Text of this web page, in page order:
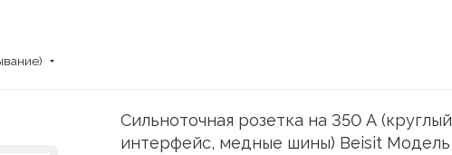
Сильноточная розетка на 350 А (круглый
интерфейс, медные шины) Beisit Модель